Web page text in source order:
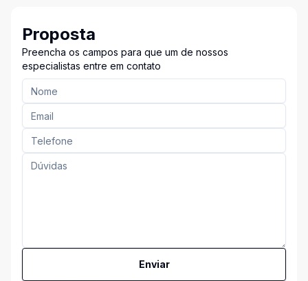
Proposta
Preencha os campos para que um de nossos
especialistas entre em contato
Enviar